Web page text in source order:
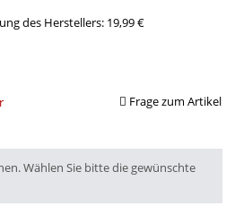
des Herstellers: 19,99 €
Frage zum Artikel
Wählen Sie bitte die gewünschte